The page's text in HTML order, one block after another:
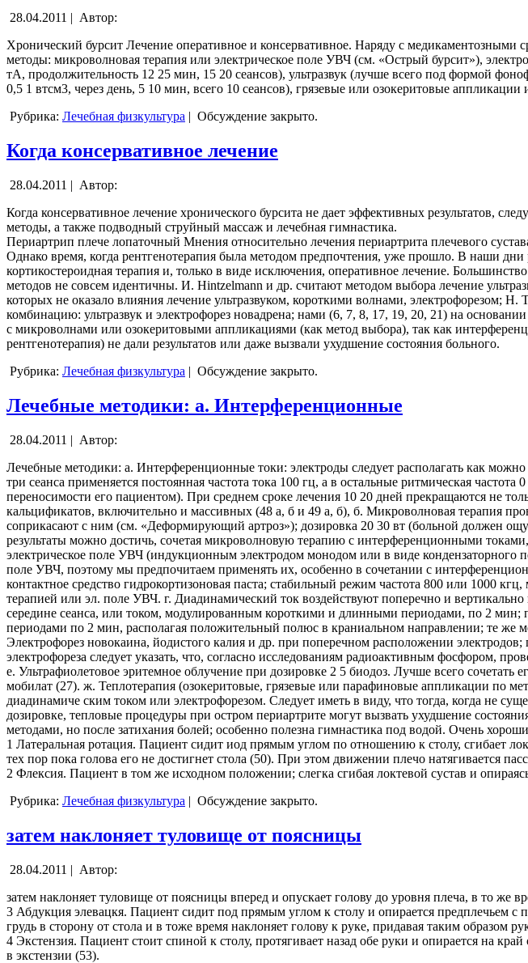
28.04.2011 | Автор:
Хронический бурсит Лечение оперативное и консервативное. Наряду с
методы: микроволновая терапия или электрическое поле УВЧ (см. «Острый бурсит»),
тА, продолжительность 12 25 мин, 15 20 сеансов), ультразвук (лучше всего под формой
0,5 1 втсм3, через день, 5 10 мин, всего 10 сеансов), грязевые или озокеритовые
Рубрика: Лечебная физкультура | Обсуждение закрыто.
Когда консервативное лечение
28.04.2011 | Автор:
Когда консервативное лечение хронического бурсита не дает эффективных результатов,
методы, а также подводный струйный массаж и лечебная гимнастика.
Периартрип плече лопаточный Мнения относительно лечения периартрита плечевого
Однако время, когда рентгенотерапия была методом предпочтения, уже прошло. В наши
кортикостероидная терапия и, только в виде исключения, оперативное лечение.
методов не совсем идентичны. И. Hintzelmann и др. считают методом выбора лечение
которых не оказало влияния лечение ультразвуком, короткими волнами, электрофорезом;
комбинацию: ультразвук и электрофорез новадрена; нами (6, 7, 8, 17, 19, 20, 21) на
с микроволнами или озокеритовыми аппликациями (как метод выбора), так как
рентгенотерапия) не дали результатов или даже вызвали ухудшение состояния больного.
Рубрика: Лечебная физкультура | Обсуждение закрыто.
Лечебные методики: а. Интерференционные
28.04.2011 | Автор:
Лечебные методики: а. Интерференционные токи: электроды следует располагать как
три сеанса применяется постоянная частота тока 100 гц, а в остальные ритмическая
переносимости его пациентом). При среднем сроке лечения 10 20 дней прекращаются не
кальцификатов, включительно и массивных (48 а, б и 49 а, б), б. Микроволновая терапия
соприкасают с ним (см. «Деформирующий артроз»); дозировка 20 30 вт (больной должен
результаты можно достичь, сочетая микроволновую терапию с интерференционными
электрическое поле УВЧ (индукционным электродом монодом или в виде кондензаторного
поле УВЧ, поэтому мы предпочитаем применять их, особенно в сочетании с
контактное средство гидрокортизоновая паста; стабильный режим частота 800 или 1000
терапией или эл. поле УВЧ. г. Диадинамический ток воздействуют поперечно и
середине сеанса, или током, модулированным короткими и длинными периодами, по 2
периодами по 2 мин, располагая положительный полюс в краниальном направлении; те же
Электрофорез новокаина, йодистого калия и др. при поперечном расположении
электрофореза следует указать, что, согласно исследованиям радиоактивным фосфором,
е. Ультрафиолетовое эритемное облучение при дозировке 2 5 биодоз. Лучше всего сочетать
мобилат (27). ж. Теплотерапия (озокеритовые, грязевые или парафиновые аппликации по
диадинамиче ским током или электрофорезом. Следует иметь в виду, что тогда, когда не
дозировке, тепловые процедуры при остром периартрите могут вызвать ухудшение
методами, но после затихания болей; особенно полезна гимнастика под водой. Очень
1 Латеральная ротация. Пациент сидит иод прямым углом по отношению к столу, сгибает
тех пор пока голова его не достигнет стола (50). При этом движении плечо натягивается
2 Флексия. Пациент в том же исходном положении; слегка сгибая локтевой сустав и
Рубрика: Лечебная физкультура | Обсуждение закрыто.
затем наклоняет туловище от поясницы
28.04.2011 | Автор:
затем наклоняет туловище от поясницы вперед и опускает голову до уровня плеча, в то же
3 Абдукция элевацкя. Пациент сидит под прямым углом к столу и опирается предплечьем с
грудь в сторону от стола и в тоже время наклоняет голову к руке, придавая таким образом
4 Экстензия. Пациент стоит спиной к столу, протягивает назад обе руки и опирается на
в экстензии (53).